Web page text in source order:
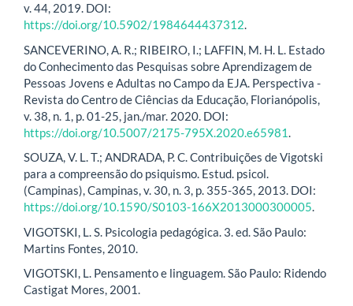
v. 44, 2019. DOI:
https://doi.org/10.5902/1984644437312.
SANCEVERINO, A. R.; RIBEIRO, I.; LAFFIN, M. H. L. Estado
do Conhecimento das Pesquisas sobre Aprendizagem de
Pessoas Jovens e Adultas no Campo da EJA. Perspectiva -
Revista do Centro de Ciências da Educação, Florianópolis,
v. 38, n. 1, p. 01-25, jan./mar. 2020. DOI:
https://doi.org/10.5007/2175-795X.2020.e65981
SOUZA, V. L. T.; ANDRADA, P. C. Contribuições de Vigotski
para a compreensão do psiquismo. Estud. psicol.
(Campinas), Campinas, v. 30, n. 3, p. 355-365, 2013. DOI:
https://doi.org/10.1590/S0103-166X2013000300005.
VIGOTSKI, L. S. Psicologia pedagógica. 3. ed. São Paulo:
Martins Fontes, 2010.
VIGOTSKI, L. Pensamento e linguagem. São Paulo: Ridendo
Castigat Mores, 2001.